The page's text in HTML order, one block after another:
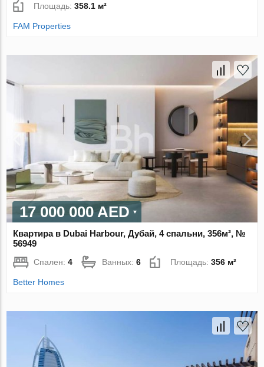
Площадь:358.1 м²
FAM Properties
17 000 000 AED
Квартира в Dubai Harbour, Дубай, 4 спальни, 356м², №
56949
Спален:4 Ванных:6 Площадь:356 м²
Better Homes